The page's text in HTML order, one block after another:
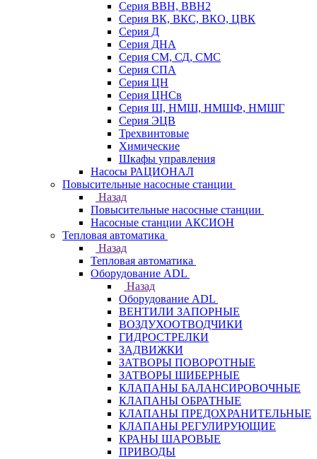
Серия ВВН, ВВН2
Серия ВК, ВКС, ВКО, ЦВК
Серия Д
Серия ДНА
Серия СМ, СД, СМС
Серия СПА
Серия ЦН
Серия ЦНСв
Серия Ш, НМШ, НМШФ, НМШГ
Серия ЭЦВ
Трехвинтовые
Химические
Шкафы управления
Насосы РАЦИОНАЛ
Повысительные насосные станции
Назад
Повысительные насосные станции
Насосные станции АКСИОН
Тепловая автоматика
Назад
Тепловая автоматика
Оборудование ADL
Назад
Оборудование ADL
ВЕНТИЛИ ЗАПОРНЫЕ
ВОЗДУХООТВОДЧИКИ
ГИДРОСТРЕЛКИ
ЗАДВИЖКИ
ЗАТВОРЫ ПОВОРОТНЫЕ
ЗАТВОРЫ ШИБЕРНЫЕ
КЛАПАНЫ БАЛАНСИРОВОЧНЫЕ
КЛАПАНЫ ОБРАТНЫЕ
КЛАПАНЫ ПРЕДОХРАНИТЕЛЬНЫЕ
КЛАПАНЫ РЕГУЛИРУЮЩИЕ
КРАНЫ ШАРОВЫЕ
ПРИВОДЫ